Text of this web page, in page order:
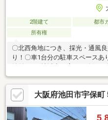
2階建て 都市
所有権
〇北西角地につき、採光・通風
り！〇車1台分の駐車スペースあ
確保できる4LDK！〇『西南小学
『コープミニ 井口堂』徒歩8分
12分！〇室内は丁寧にお使いで
場を完備しておりますのでご利
ございますので、小さなお子様
大阪府池田市宇保町